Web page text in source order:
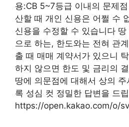
용:CB 5~7등급 이내의 문제
산할 때 개인 신용은 어쩔 수
신용을 수정할 수 있습니다
으로 하는, 한도와는 전혀 관
출 때 매매 계약서가 있으니
하지 않으면 한도 및 금리의
땅에 의문점에 대해서 상의
록 성심 컷 정밀한 답변을 드
https://open.kakao.com/o/